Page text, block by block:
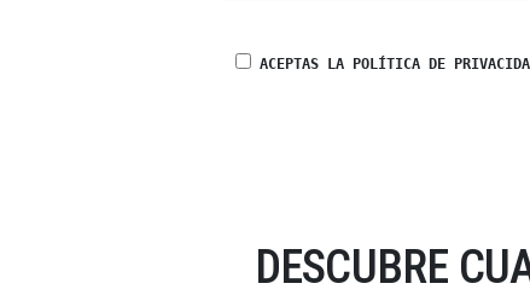
ACEPTAS LA POLÍTICA DE
DESCUBRE